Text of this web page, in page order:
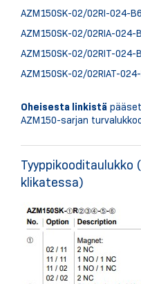
AZM150SK-02/02RI-024-
AZM150SK-02/02RIA-024-
AZM150SK-02/02RIT-024-
AZM150SK-02/02RIAT-
Oheisesta linkistä
AZM150-sarjan
Tyyppikooditaulukko
klikatessa)